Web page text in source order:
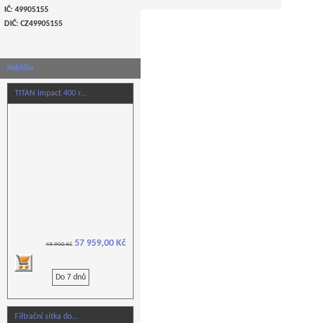
IČ: 49905155
DIČ: CZ49905155
Nabídka
TITAN Impact 400 r…
49 900 Kč 57 959,00 Kč
Do 7 dnů
Filtrační sítka do…